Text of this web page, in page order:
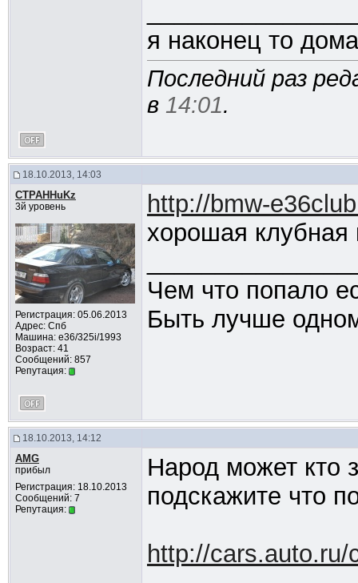
я наконец то дома
Последний раз
в 14:01.
18.10.2013, 14:03
CTPAHHuKz
3й уровень
Регистрация: 05.06.2013
Адрес: Спб
Машина: e36/325i/1993
Возраст: 41
Сообщений: 857
Репутация:
http://bmw-
хорошая клубная
Чем что попало
Быть лучше
18.10.2013, 14:12
AMG
прибыл
Регистрация: 18.10.2013
Сообщений: 7
Репутация:
Народ может кто
подскажите что
http://